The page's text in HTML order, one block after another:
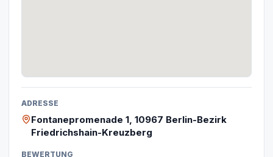
ADRESSE
Fontanepromenade 1, 10967 Berlin-Bezirk
Friedrichshain-Kreuzberg
BEWERTUNG